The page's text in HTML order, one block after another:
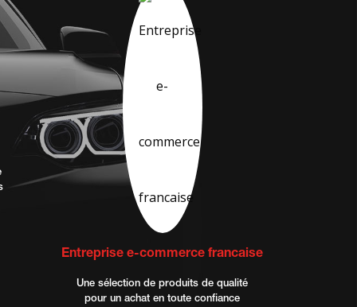
Entreprise e-commerce francaise
Une sélection de produits de qualité
pour un achat en toute confiance